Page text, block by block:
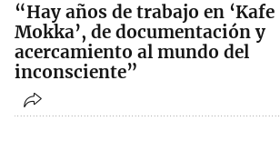
“Hay años de trabajo en ‘Kafe
Mokka’, de documentación y
acercamiento al mundo del
inconsciente”